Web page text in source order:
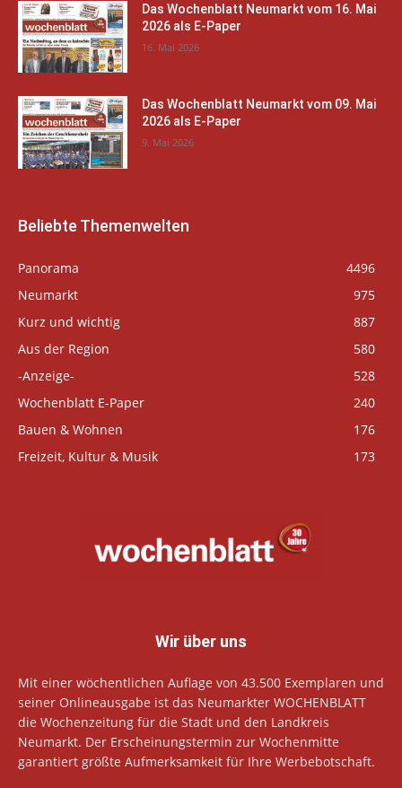
Das Wochenblatt Neumarkt vom 16. Mai
2026 als E-Paper
16. Mai 2026
Das Wochenblatt Neumarkt vom 09. Mai
2026 als E-Paper
9. Mai 2026
Beliebte Themenwelten
Panorama
4496
Neumarkt
975
Kurz und wichtig
887
Aus der Region
580
-Anzeige-
528
Wochenblatt E-Paper
240
Bauen & Wohnen
176
Freizeit, Kultur & Musik
173
Wir über uns
Mit einer wöchentlichen Auflage von 43.500 Exemplaren und
seiner Onlineausgabe ist das Neumarkter WOCHENBLATT
die Wochenzeitung für die Stadt und den Landkreis
Neumarkt. Der Erscheinungstermin zur Wochenmitte
garantiert größte Aufmerksamkeit für Ihre Werbebotschaft.